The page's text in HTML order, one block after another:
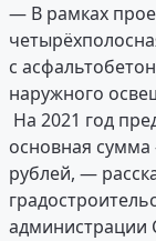
— В рамках
с
наружного
На 2021 год
основная
рублей, —
администрации